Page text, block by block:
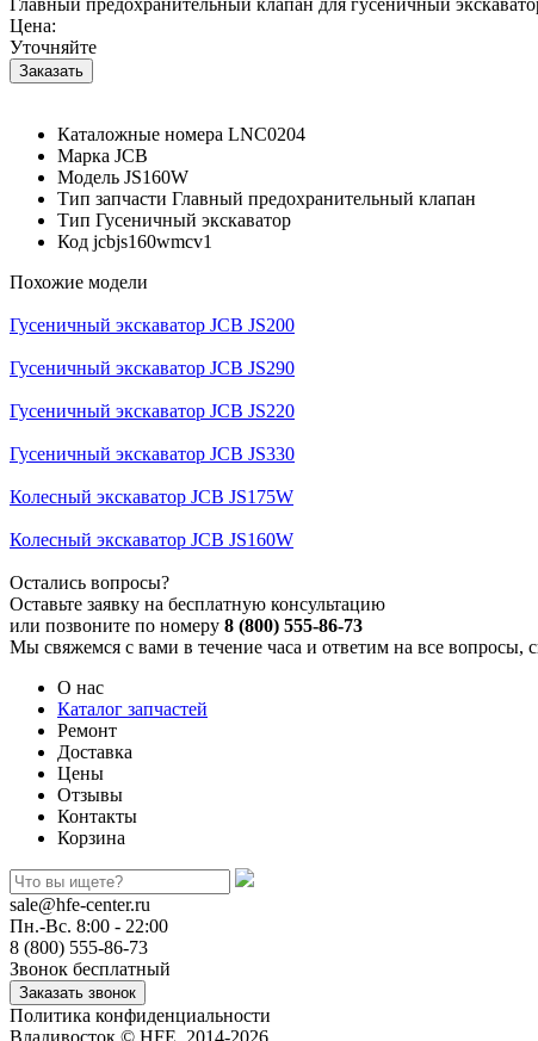
Цена:
Уточняйте
Каталожные номера LNC0204
Марка JCB
Модель JS160W
Тип запчасти Главный предохранительный клапан
Тип Гусеничный экскаватор
Код jcbjs160wmcv1
Похожие модели
Гусеничный экскаватор JCB JS200
Гусеничный экскаватор JCB JS290
Гусеничный экскаватор JCB JS220
Гусеничный экскаватор JCB JS330
Колесный экскаватор JCB JS175W
Колесный экскаватор JCB JS160W
Остались вопросы?
Оставьте заявку на бесплатную консультацию
или позвоните по номеру 8 (800) 555-86-73
Мы свяжемся с вами в течение часа и ответим на все вопросы,
О нас
Каталог запчастей
Ремонт
Доставка
Цены
Отзывы
Контакты
Корзина
sale@hfe-center.ru
Пн.-Вс. 8:00 - 22:00
8 (800) 555-86-73
Звонок бесплатный
Политика конфиденциальности
Владивосток © HFE, 2014-2026